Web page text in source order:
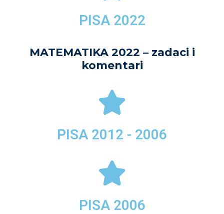
PISA 2022
MATEMATIKA 2022 – zadaci i
komentari
PISA 2012 - 2006
PISA 2006